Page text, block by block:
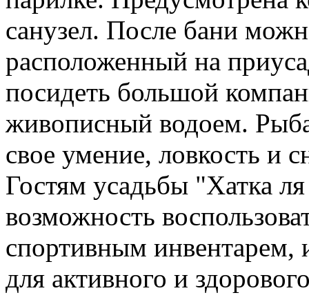
санузел. После бани
расположенный на
посидеть большой
живописный водоем.
свое умение, ловкость и
Гостям усадьбы "Хатка
возможность
спортивным
для активного и